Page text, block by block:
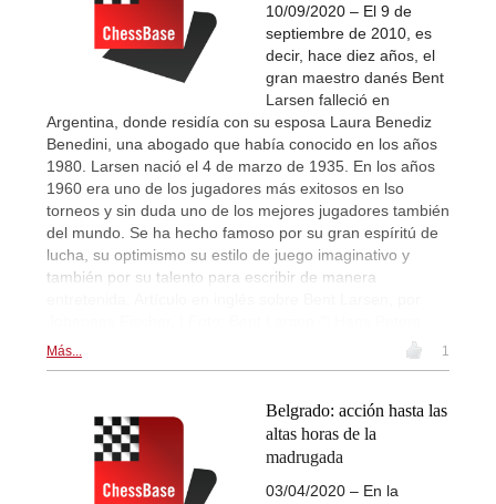
10/09/2020 – El 9 de
septiembre de 2010, es
decir, hace diez años, el
gran maestro danés Bent
Larsen falleció en
Argentina, donde residía con su esposa Laura Benediz
Benedini, una abogado que había conocido en los años
1980. Larsen nació el 4 de marzo de 1935. En los años
1960 era uno de los jugadores más exitosos en lso
torneos y sin duda uno de los mejores jugadores también
del mundo. Se ha hecho famoso por su gran espíritú de
lucha, su optimismo su estilo de juego imaginativo y
también por su talento para escribir de manera
Más... 1
Belgrado: acción hasta las
altas horas de la
madrugada
03/04/2020 – En la